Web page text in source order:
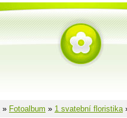
» Fotoalbum » 1 svatební floristika